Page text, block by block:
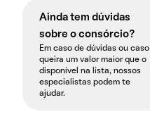
Ainda tem dúvidas
sobre o consórcio?
Em caso de dúvidas ou caso
queira um valor maior que o
disponível na lista, nossos
especialistas podem te
ajudar.